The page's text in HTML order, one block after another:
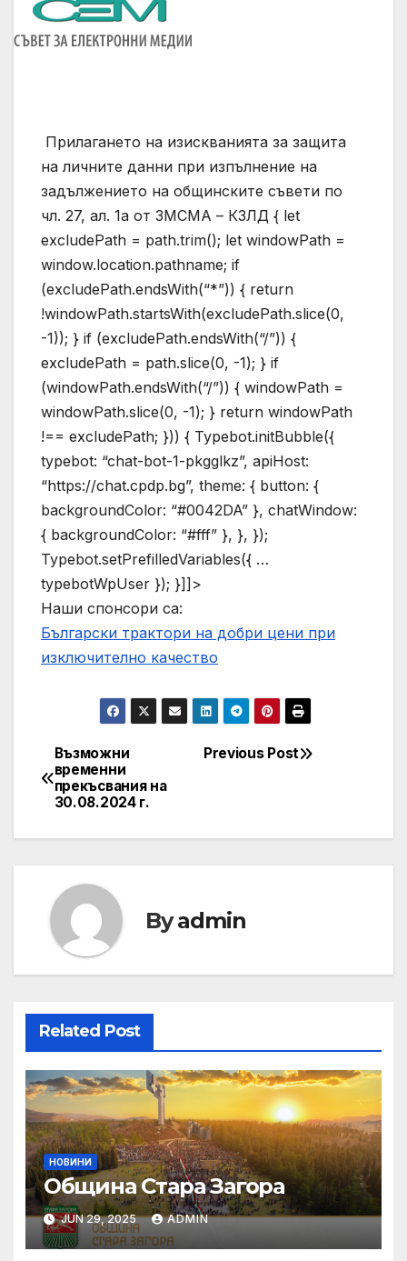
Прилагането на изискванията за защита
на личните данни при изпълнение на
задължението на общинските съвети по
чл. 27, ал. 1а от ЗМСМА – КЗЛД { let
excludePath = path.trim(); let windowPath =
window.location.pathname; if
(excludePath.endsWith(“*”)) { return
!windowPath.startsWith(excludePath.slice(0,
-1)); } if (excludePath.endsWith(“/”)) {
excludePath = path.slice(0, -1); } if
(windowPath.endsWith(“/”)) { windowPath =
windowPath.slice(0, -1); } return windowPath
!== excludePath; })) { Typebot.initBubble({
typebot: “chat-bot-1-pkgglkz”, apiHost:
“https://chat.cpdp.bg”, theme: { button: {
backgroundColor: “#0042DA” }, chatWindow:
{ backgroundColor: “#fff” }, }, });
Typebot.setPrefilledVariables({ …
typebotWpUser }); }]]>
Наши спонсори са:
Български трактори на добри цени при
изключително качество
Post
navigation
Previous Post
Възможни
временни
прекъсвания на
30.08.2024 г.
Byadmin
Related Post
НОВИНИ
Община Стара Загора
JUN 29, 2025 ADMIN